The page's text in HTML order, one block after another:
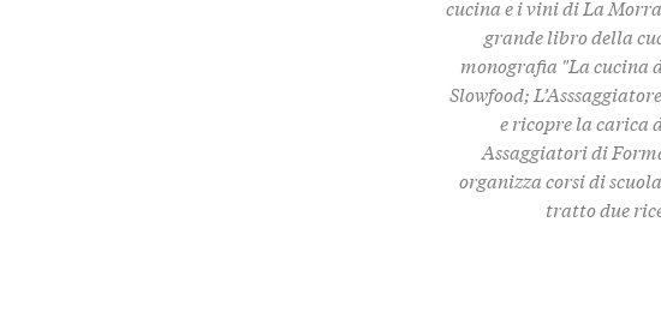
cucina e i vini di La
grande libro della
monografia "La cucina
Slowfood;
e ricopre la carica
Assaggiatori di
organizza corsi di
tratto due